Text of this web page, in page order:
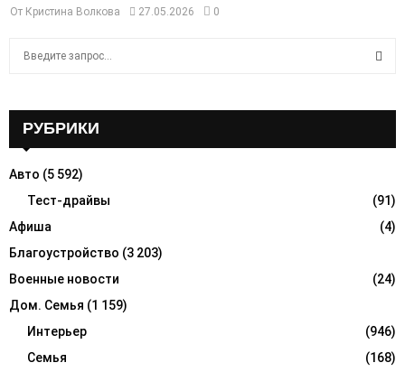
От Кристина Волкова 27.05.2026 0
o
R
C
H
РУБРИКИ
Авто (5 592)
Тест-драйвы
(91)
Афиша
(4)
Благоустройство (3 203)
Военные новости
(24)
Дом. Семья (1 159)
Интерьер
(946)
Семья
(168)